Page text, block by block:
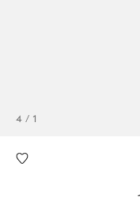
1 / 4